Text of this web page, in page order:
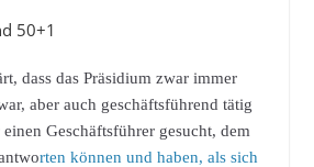
50+1
dass das Präsidium zwar immer
aber auch geschäftsführend tätig
Geschäftsführer gesucht, dem
rten können und haben, als sich